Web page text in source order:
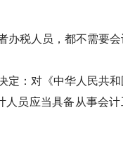
税人员，都不需要会
定：对《中华人民共
人员应当具备从事会